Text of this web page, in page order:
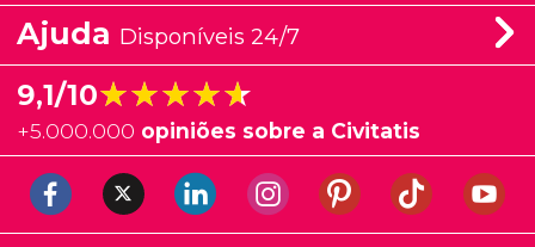
Ajuda Disponíveis 24/7
9,1/10★★★★★
★★★★★
+5.000.000 opiniões sobre a Civitatis